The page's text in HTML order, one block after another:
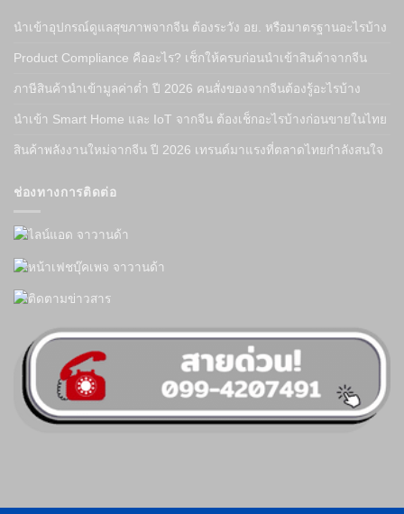
นำเข้าอุปกรณ์ดูแลสุขภาพจากจีน ต้องระวัง อย. หรือมาตรฐานอะไรบ้าง
Product Compliance คืออะไร? เช็กให้ครบก่อนนำเข้าสินค้าจากจีน
ภาษีสินค้านำเข้ามูลค่าต่ำ ปี 2026 คนสั่งของจากจีนต้องรู้อะไรบ้าง
นำเข้า Smart Home และ IoT จากจีน ต้องเช็กอะไรบ้างก่อนขายในไทย
สินค้าพลังงานใหม่จากจีน ปี 2026 เทรนด์มาแรงที่ตลาดไทยกำลังสนใจ
ช่องทางการติดต่อ